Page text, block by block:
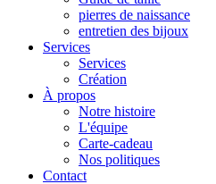
pierres de naissance
entretien des bijoux
Services
Services
Création
À propos
Notre histoire
L'équipe
Carte-cadeau
Nos politiques
Contact